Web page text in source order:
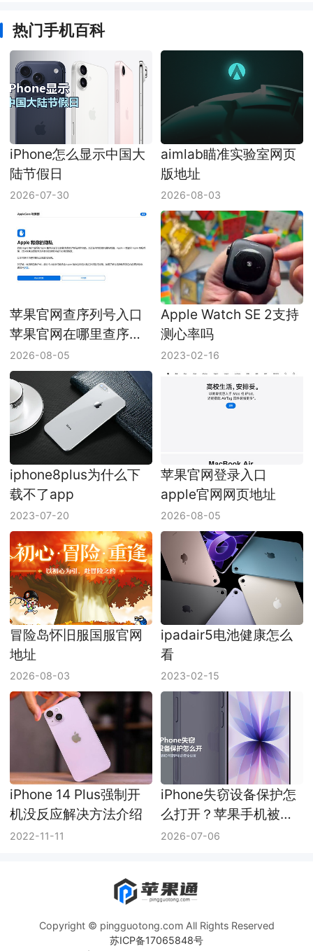
热门手机百科
iPhone怎么显示中国大
陆节假日
2026-07-30
aimlab瞄准实验室网页
版地址
2026-08-03
苹果官网查序列号入口
苹果官网在哪里查序列
号
2026-08-05
Apple Watch SE 2支持
测心率吗
2023-02-16
iphone8plus为什么下
载不了app
2023-07-20
苹果官网登录入口
apple官网网页地址
2026-08-05
冒险岛怀旧服国服官网
地址
2026-08-03
ipadair5电池健康怎么
看
2023-02-15
iPhone 14 Plus强制开
机没反应解决方法介绍
2022-11-11
iPhone失窃设备保护怎
么打开？苹果手机被盗
保护设置方法
2026-07-06
Copyright © pingguotong.com All Rights Reserved
苏ICP备17065848号